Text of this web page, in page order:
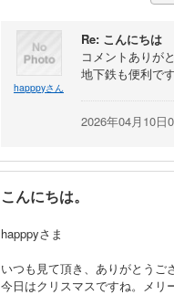
happpyさん
Re: こんにちは
コメントありが
地下鉄も便利で
2026年04月10日
こんにちは。
happpyさま
いつも見て頂き、ありがとうご
今日はクリスマスですね。メリ